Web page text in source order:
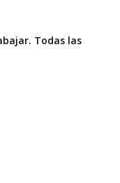
Todas las